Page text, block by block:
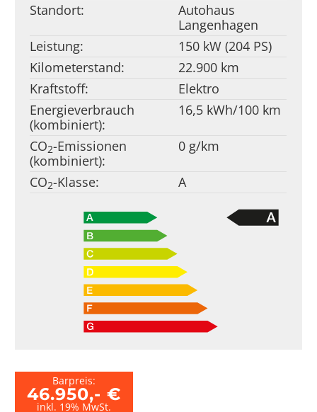
Standort:
Autohaus
Langenhagen
Leistung:
150 kW (204 PS)
Kilometerstand:
22.900 km
Kraftstoff:
Elektro
Energieverbrauch
(kombiniert):
16,5 kWh/100 km
CO2-Emissionen
(kombiniert):
0 g/km
CO2-Klasse: A
Barpreis:
46.950,- €
inkl. 19% MwSt.